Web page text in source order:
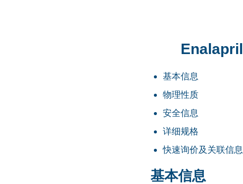
基本信息
物理性质
安全信息
详细规格
快速询价及关联信息
基本信息